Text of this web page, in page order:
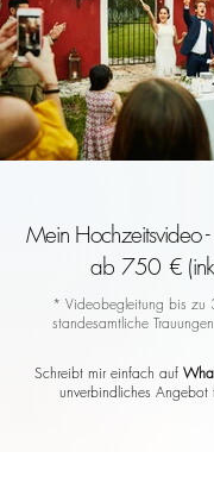
Mein Hochzeitsvideo
ab 750 €
* Videobegleitung bis zu
standesamtliche
Schreibt mir einfach auf
unverbindliches